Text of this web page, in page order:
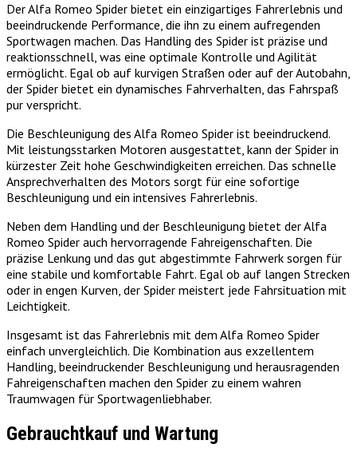
Der Alfa Romeo Spider bietet ein einzigartiges Fahrerlebnis und
beeindruckende Performance, die ihn zu einem aufregenden
Sportwagen machen. Das Handling des Spider ist präzise und
reaktionsschnell, was eine optimale Kontrolle und Agilität
ermöglicht. Egal ob auf kurvigen Straßen oder auf der Autobahn,
der Spider bietet ein dynamisches Fahrverhalten, das Fahrspaß
pur verspricht.
Die Beschleunigung des Alfa Romeo Spider ist beeindruckend.
Mit leistungsstarken Motoren ausgestattet, kann der Spider in
kürzester Zeit hohe Geschwindigkeiten erreichen. Das schnelle
Ansprechverhalten des Motors sorgt für eine sofortige
Beschleunigung und ein intensives Fahrerlebnis.
Neben dem Handling und der Beschleunigung bietet der Alfa
Romeo Spider auch hervorragende Fahreigenschaften. Die
präzise Lenkung und das gut abgestimmte Fahrwerk sorgen für
eine stabile und komfortable Fahrt. Egal ob auf langen Strecken
oder in engen Kurven, der Spider meistert jede Fahrsituation mit
Leichtigkeit.
Insgesamt ist das Fahrerlebnis mit dem Alfa Romeo Spider
einfach unvergleichlich. Die Kombination aus exzellentem
Handling, beeindruckender Beschleunigung und herausragenden
Fahreigenschaften machen den Spider zu einem wahren
Traumwagen für Sportwagenliebhaber.
Gebrauchtkauf und Wartung